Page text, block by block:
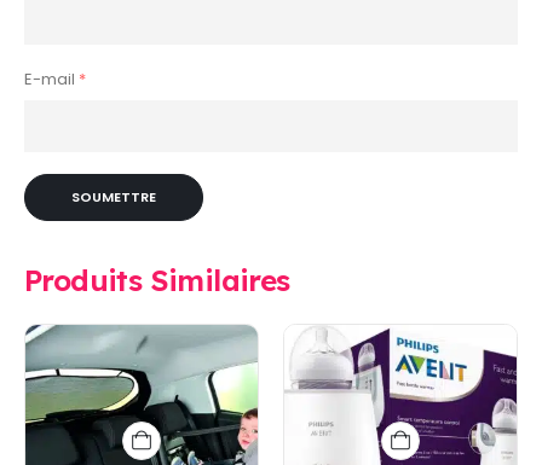
E-mail *
Produits Similaires